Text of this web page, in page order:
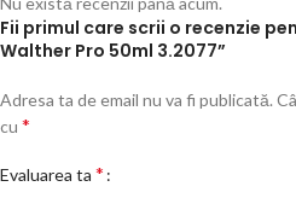
Fii primul care scrii o recenzie
Walther Pro 50ml 3.2077”
Adresa ta de email nu va fi publicată.
cu *
Evaluarea ta *